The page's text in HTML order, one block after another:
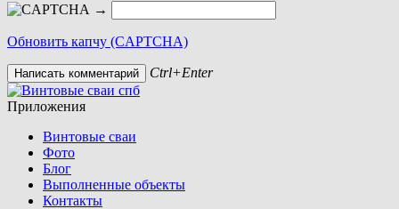
→
Обновить капчу (CAPTCHA)
Ctrl+Enter
Приложения
Винтовые сваи
Фото
Блог
Выполненные объекты
Контакты